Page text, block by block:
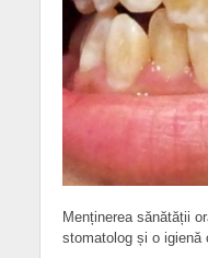
Menținerea sănătății
stomatolog și o